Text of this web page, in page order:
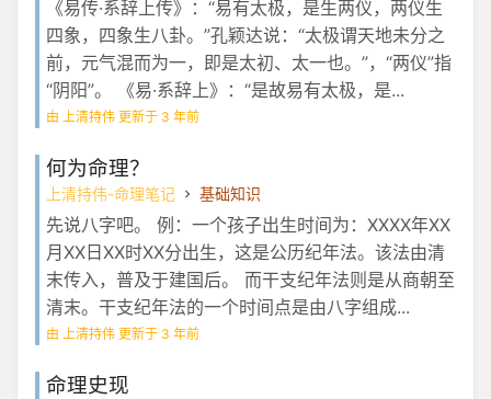
《易传·系辞上传》：“易有太极，是生两仪，两仪生
四象，四象生八卦。”孔颖达说：“太极谓天地未分之
前，元气混而为一，即是太初、太一也。”，“两仪”指
“阴阳”。 《易·系辞上》：“是故易有太极，是...
由 上清持伟 更新于 3 年前
何为命理？
上清持伟-命理笔记 基础知识
先说八字吧。 例：一个孩子出生时间为：XXXX年XX
月XX日XX时XX分出生，这是公历纪年法。该法由清
末传入，普及于建国后。 而干支纪年法则是从商朝至
清末。干支纪年法的一个时间点是由八字组成...
由 上清持伟 更新于 3 年前
命理史现